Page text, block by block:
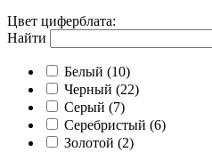
Цвет циферблата:
Найти
Белый (10)
Черный (22)
Серый (7)
Серебристый (6)
Золотой (2)